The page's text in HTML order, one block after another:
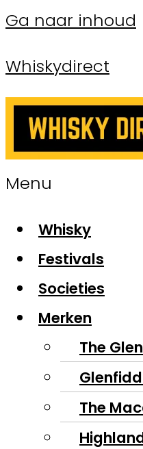
Ga naar inhoud
Whiskydirect
Menu
Whisky
Festivals
Societies
Merken
The
The